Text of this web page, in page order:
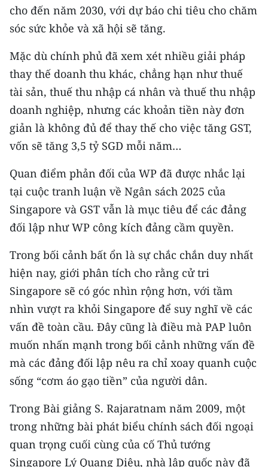
cho đến năm 2030, với dự báo chi tiêu cho chăm
sóc sức khỏe và xã hội sẽ tăng.
Mặc dù chính phủ đã xem xét nhiều giải pháp
thay thế doanh thu khác, chẳng hạn như thuế
tài sản, thuế thu nhập cá nhân và thuế thu nhập
doanh nghiệp, nhưng các khoản tiền này đơn
giản là không đủ để thay thế cho việc tăng GST,
vốn sẽ tăng 3,5 tỷ SGD mỗi năm…
Quan điểm phản đối của WP đã được nhắc lại
tại cuộc tranh luận về Ngân sách 2025 của
Singapore và GST vẫn là mục tiêu để các đảng
đối lập như WP công kích đảng cầm quyền.
Trong bối cảnh bất ổn là sự chắc chắn duy nhất
hiện nay, giới phân tích cho rằng cử tri
Singapore sẽ có góc nhìn rộng hơn, với tầm
nhìn vượt ra khỏi Singapore để suy nghĩ về các
vấn đề toàn cầu. Đây cũng là điều mà PAP luôn
muốn nhấn mạnh trong bối cảnh những vấn đề
mà các đảng đối lập nêu ra chỉ xoay quanh cuộc
sống “cơm áo gạo tiền” của người dân.
Trong Bài giảng S. Rajaratnam năm 2009, một
trong những bài phát biểu chính sách đối ngoại
quan trọng cuối cùng của cố Thủ tướng
Singapore Lý Quang Diệu, nhà lập quốc này đã